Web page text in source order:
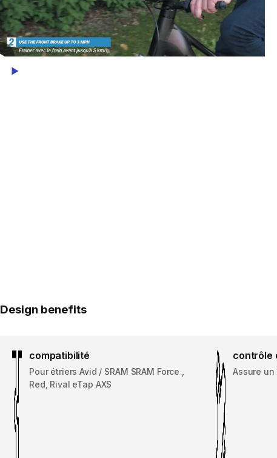
Design benefits
compatibilité
Pour étriers Avid / SRAM SRAM Force ,
Red, Rival eTap AXS
contrôle
Assure